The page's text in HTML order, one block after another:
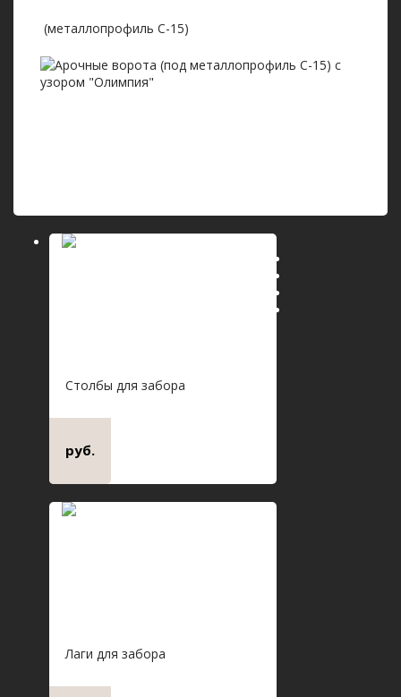
(металлопрофиль С-15)
Столбы для забора
руб.
Лаги для забора